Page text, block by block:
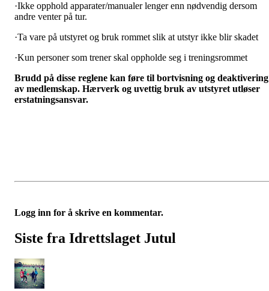
·Ikke opphold apparater/manualer lenger enn nødvendig dersom
andre venter på tur.
·Ta vare på utstyret og bruk rommet slik at utstyr ikke blir skadet
·Kun personer som trener skal oppholde seg i treningsrommet
Brudd på disse reglene kan føre til bortvisning og deaktivering
av medlemskap. Hærverk og uvettig bruk av utstyret utløser
erstatningsansvar.
Logg inn for å skrive en kommentar.
Siste fra Idrettslaget Jutul